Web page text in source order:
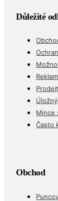
Důležité
Mince
Často
Obchod